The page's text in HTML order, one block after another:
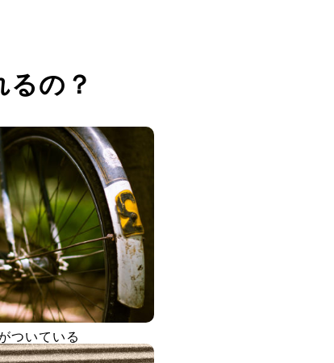
るの？
ついている